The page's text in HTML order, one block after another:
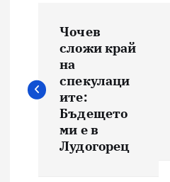
Навигация
Чочев
сложи край
на
спекулаци
ите:
Бъдещето
ми е в
Лудогорец